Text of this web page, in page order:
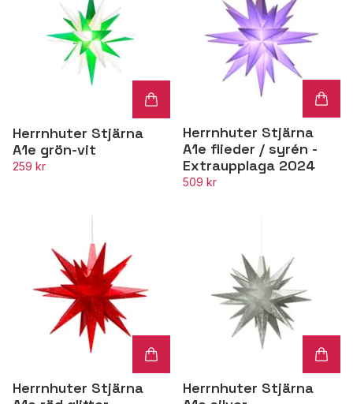
Herrnhuter Stjärna
A1e grön-vit
259 kr
Herrnhuter Stjärna
A1e flieder / syrén -
Extraupplaga 2024
509 kr
Herrnhuter Stjärna
Herrnhuter Stjärna